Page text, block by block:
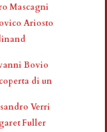
Mascagni
Ariosto
Bovio
di un
Verri
Fuller